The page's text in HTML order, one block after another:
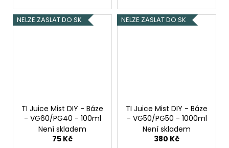
NELZE ZASLAT DO SK
TI Juice Mist DIY - Báze
- VG60/PG40 - 100ml
Není skladem
75 Kč
NELZE ZASLAT DO SK
TI Juice Mist DIY - Báze
- VG50/PG50 - 1000ml
Není skladem
380 Kč